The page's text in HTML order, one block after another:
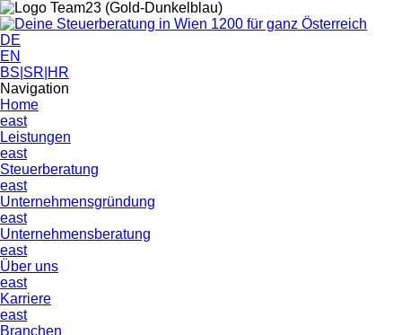
DE
EN
BS|SR|HR
Navigation
Home
east
Leistungen
east
Steuerberatung
east
Unternehmens­gründung
east
Unternehmensberatung
east
Über uns
east
Karriere
east
Branchen